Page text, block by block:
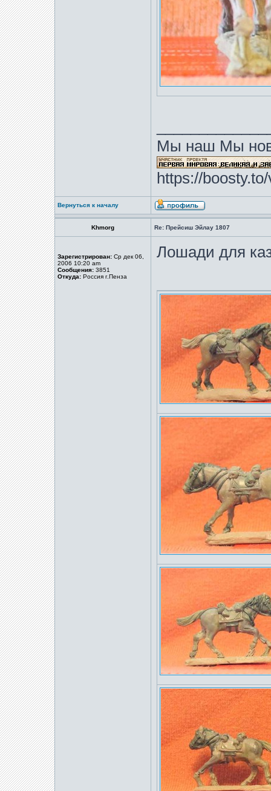
Мы наш Мы
https://
Вернуться к началу
Khmorg Re: Прейсиш Эйлау 1807
Зарегистрирован: Ср дек 06,
2006 10:20 am
Сообщения: 3851
Откуда: Россия г.Пенза
Лошади для